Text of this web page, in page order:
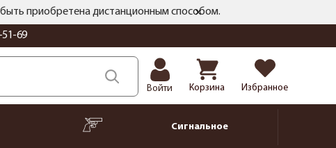
приобретена дистанционным способом.
69
Войти Корзина Избранное
Сигнальное